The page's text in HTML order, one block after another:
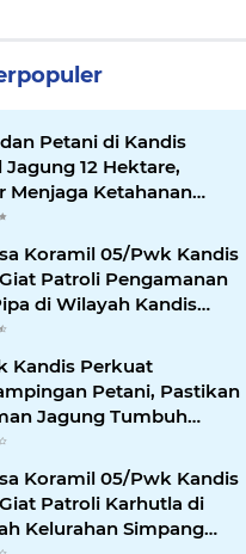
Petani di Kandis
Jagung 12 Hektare,
Menjaga Ketahanan
Koramil 05/Pwk Kandis
Patroli Pengamanan
di Wilayah Kandis
Kandis Perkuat
Petani, Pastikan
Jagung Tumbuh
Dukung Swasembada
Nasional
Koramil 05/Pwk Kandis
Patroli Karhutla di
Kelurahan Simpang